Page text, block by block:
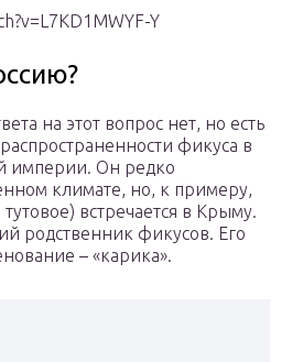
Y
на этот вопрос нет, но есть
фикуса в
империи. Он редко
климате, но, к примеру,
встречается в Крыму.
родственник фикусов. Его
– «карика».